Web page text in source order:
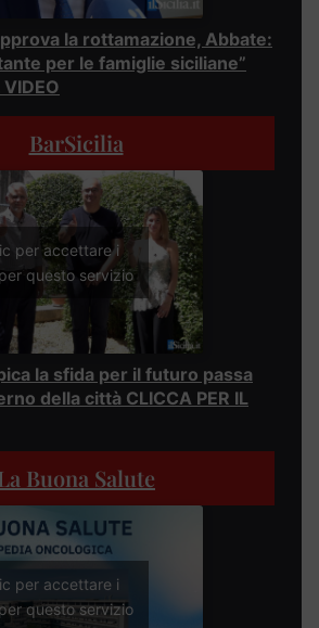
la rottamazione, Abbate:
per le famiglie siciliane”
VIDEO
BarSicilia
per accettare i
questo servizio
la sfida per il futuro passa
della città CLICCA PER IL
Buona Salute
per accettare i
questo servizio